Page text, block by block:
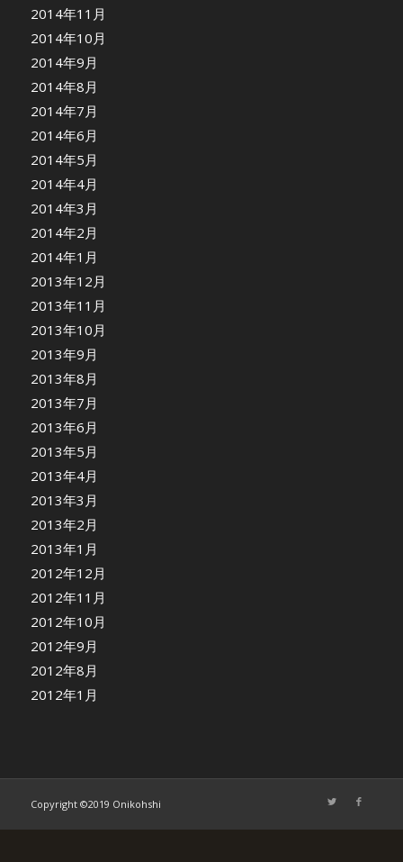
2014年11月
2014年10月
2014年9月
2014年8月
2014年7月
2014年6月
2014年5月
2014年4月
2014年3月
2014年2月
2014年1月
2013年12月
2013年11月
2013年10月
2013年9月
2013年8月
2013年7月
2013年6月
2013年5月
2013年4月
2013年3月
2013年2月
2013年1月
2012年12月
2012年11月
2012年10月
2012年9月
2012年8月
2012年1月
Copyright ©2019 Onikohshi